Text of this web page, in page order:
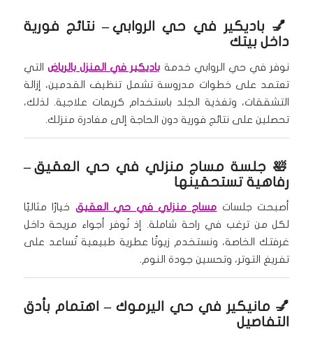
💅 باديكير في حي الروابي– نتائج فورية
داخل بيتك
نوفر في حي الروابي خدمة باديكير في المنزل بالرياض التي
تعتمد على خطوات مدروسة تشمل تنظيف القدمين، إزالة
التشققات، وتغذية الجلد باستخدام كريمات علاجية. لذلك،
تحصلين على نتائج فورية دون الحاجة إلى مغادرة منزلك.
🛀 جلسة مساج منزلي في حي العقيق–
رفاهية تستحقينها
أصبحت جلسات مساج منزلي في حي العقيق خيارًا مثاليًا
لكل من ترغب في راحة شاملة. إذ نُوفر أجواء مريحة داخل
غرفتك الخاصة، ونستخدم زيوتًا عطرية طبيعية تُساعد على
تفريغ التوتر، وتحسين جودة النوم.
💅 مانيكير في حي اليرموك – اهتمام بأدق
التفاصيل